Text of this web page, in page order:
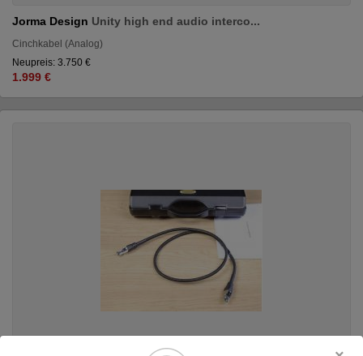
Jorma Design Unity high end audio interco...
Cinchkabel (Analog)
Neupreis: 3.750 €
1.999 €